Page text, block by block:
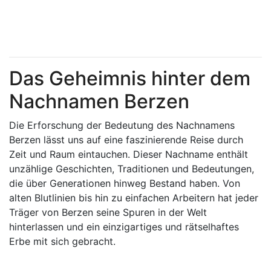
Das Geheimnis hinter dem
Nachnamen Berzen
Die Erforschung der Bedeutung des Nachnamens
Berzen lässt uns auf eine faszinierende Reise durch
Zeit und Raum eintauchen. Dieser Nachname enthält
unzählige Geschichten, Traditionen und Bedeutungen,
die über Generationen hinweg Bestand haben. Von
alten Blutlinien bis hin zu einfachen Arbeitern hat jeder
Träger von Berzen seine Spuren in der Welt
hinterlassen und ein einzigartiges und rätselhaftes
Erbe mit sich gebracht.